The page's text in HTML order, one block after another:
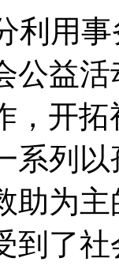
利用
公益
，开
系列
助为
到了